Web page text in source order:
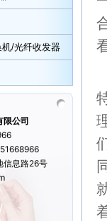
/光纤收发器
限公司
信息路26号